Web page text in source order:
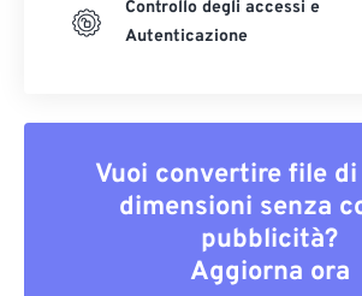
Controllo degli accessi e
Autenticazione
Vuoi convertire file
dimensioni senza
pubblicità?
Aggiorna ora